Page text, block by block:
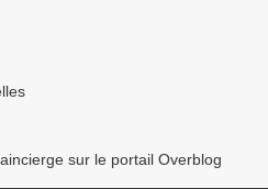
sur le portail Overblog